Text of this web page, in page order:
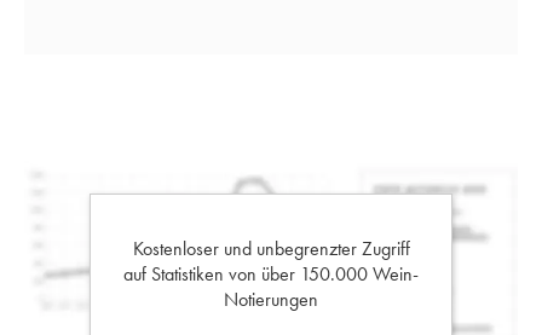
Kostenloser und unbegrenzter Zugriff
auf Statistiken von über 150.000 Wein-
Notierungen